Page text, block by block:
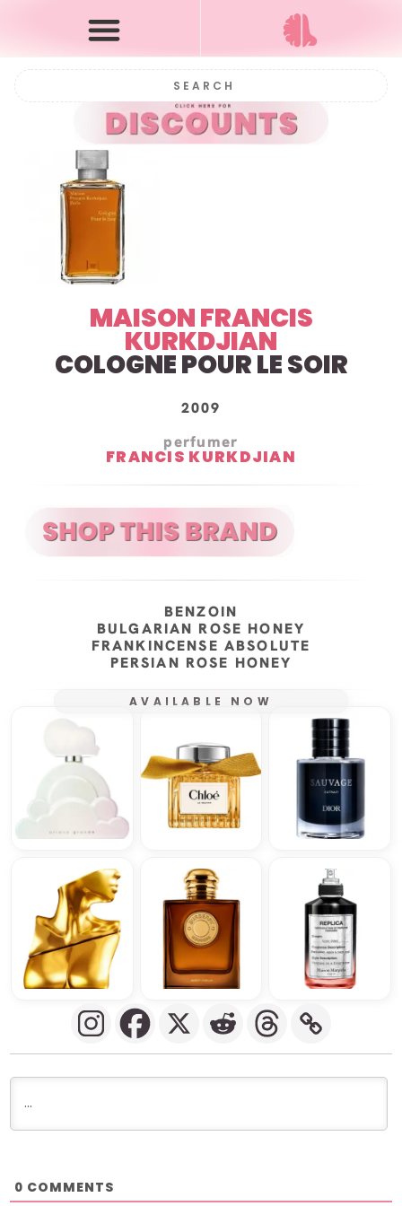
MAISON FRANCIS
KURKDJIAN
COLOGNE POUR LE SOIR
2009
perfumer
FRANCIS KURKDJIAN
BENZOIN
BULGARIAN ROSE HONEY
FRANKINCENSE ABSOLUTE
PERSIAN ROSE HONEY
AVAILABLE NOW
0 COMMENTS